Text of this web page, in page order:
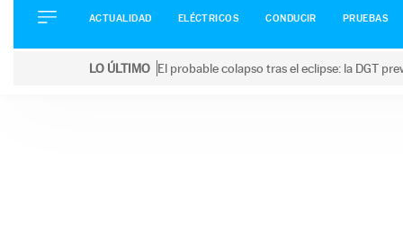
CONDUCIR
ACTUALIDAD ELÉCTRICOS CONDUCIR PRUEBAS
LO ÚLTIMO El probable colapso tras el eclipse: la DGT